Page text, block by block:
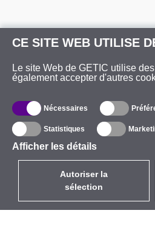
CE SITE WEB UTILISE
Le site Web de GETIC utilise
également accepter d'autres
Nécessaires
Statistiques
Afficher les détails
Autoriser la
sélection